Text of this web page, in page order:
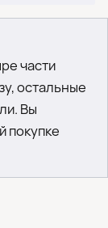
части
остальные
Вы
покупке